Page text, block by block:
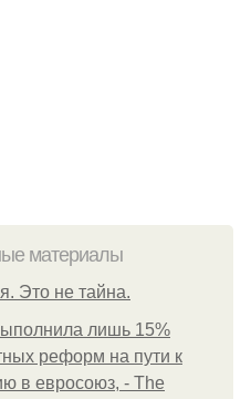
материалы
Это не тайна.
лишь 15%
реформ на пути к
в евросоюз, - The